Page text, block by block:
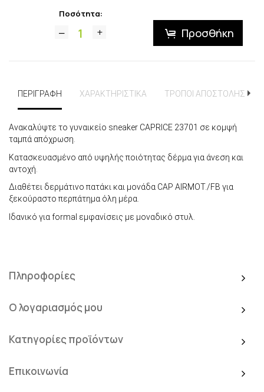
Ποσότητα:
Προσθήκη
ΠΕΡΙΓΡΑΦΗ ΧΑΡΑΚΤΗΡΙΣΤΙΚΑ ΤΡΟΠΟΙ ΑΠΟΣΤΟΛΗΣ
Ανακαλύψτε το γυναικείο sneaker CAPRICE 23701 σε κομψή
ταμπά απόχρωση.
Κατασκευασμένο από υψηλής ποιότητας δέρμα για άνεση και
αντοχή.
Διαθέτει δερμάτινο πατάκι και μονάδα CAP AIRMOT./FB για
ξεκούραστο περπάτημα όλη μέρα.
Ιδανικό για formal εμφανίσεις με μοναδικό στυλ.
Πληροφορίες
Ο λογαριασμός μου
Κατηγορίες προϊόντων
Επικοινωνία